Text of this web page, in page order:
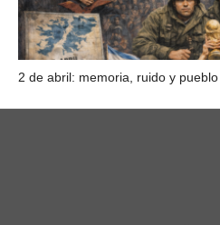
2 de abril: memoria, ruido y pueblo